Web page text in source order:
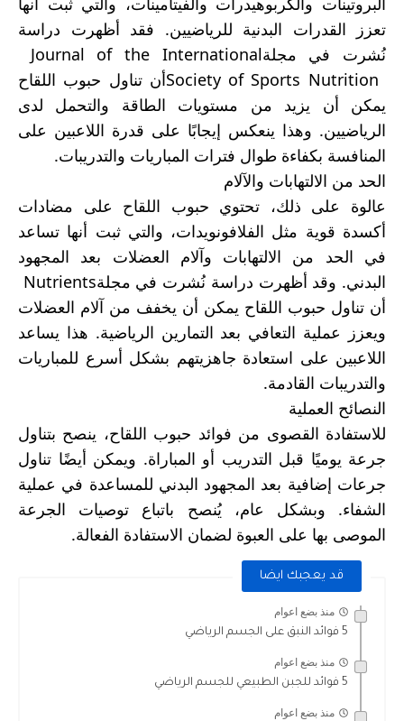
تعزز القدرات البدنية للرياضيين. فقد أظهرت دراسة
نُشرت في مجلةJournal of the International
Society of Sports Nutritionأن تناول حبوب اللقاح
يمكن أن يزيد من مستويات الطاقة والتحمل لدى
الرياضيين. وهذا ينعكس إيجابًا على قدرة اللاعبين على
المنافسة بكفاءة طوال فترات المباريات والتدريبات.
الحد من الالتهابات والآلام
عالوة على ذلك، تحتوي حبوب اللقاح على مضادات
أكسدة قوية مثل الفلافونويدات، والتي ثبت أنها تساعد
في الحد من الالتهابات وآلام العضلات بعد المجهود
البدني. وقد أظهرت دراسة نُشرت في مجلةNutrients
أن تناول حبوب اللقاح يمكن أن يخفف من آلام العضلات
ويعزز عملية التعافي بعد التمارين الرياضية. هذا يساعد
اللاعبين على استعادة جاهزيتهم بشكل أسرع للمباريات
والتدريبات القادمة.
النصائح العملية
للاستفادة القصوى من فوائد حبوب اللقاح، ينصح بتناول
جرعة يوميًا قبل التدريب أو المباراة. ويمكن أيضًا تناول
جرعات إضافية بعد المجهود البدني للمساعدة في عملية
الشفاء. وبشكل عام، يُنصح باتباع توصيات الجرعة
الموصى بها على العبوة لضمان الاستفادة الفعالة.
قد يعجبك ايضا
منذ بضع اعوام
5 فوائد النبق على الجسم الرياضي
منذ بضع اعوام
5 فوائد للجبن الطبيعي للجسم الرياضي
منذ بضع اعوام